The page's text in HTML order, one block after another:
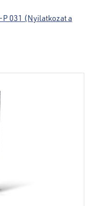
P 031 (Nyilatkozat a